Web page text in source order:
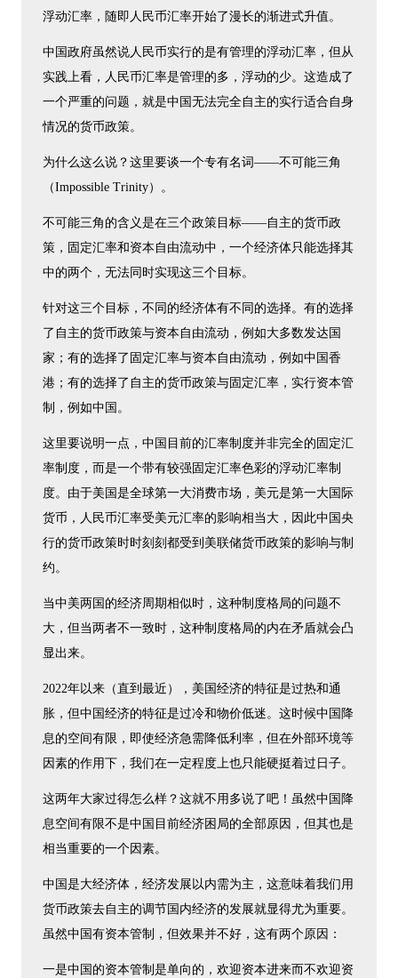
浮动汇率，随即人民币汇率开始了漫长的渐进式升值。
中国政府虽然说人民币实行的是有管理的浮动汇率，但从
实践上看，人民币汇率是管理的多，浮动的少。这造成了
一个严重的问题，就是中国无法完全自主的实行适合自身
情况的货币政策。
为什么这么说？这里要谈一个专有名词——不可能三角
（Impossible Trinity）。
不可能三角的含义是在三个政策目标——自主的货币政
策，固定汇率和资本自由流动中，一个经济体只能选择其
中的两个，无法同时实现这三个目标。
针对这三个目标，不同的经济体有不同的选择。有的选择
了自主的货币政策与资本自由流动，例如大多数发达国
家；有的选择了固定汇率与资本自由流动，例如中国香
港；有的选择了自主的货币政策与固定汇率，实行资本管
制，例如中国。
这里要说明一点，中国目前的汇率制度并非完全的固定汇
率制度，而是一个带有较强固定汇率色彩的浮动汇率制
度。由于美国是全球第一大消费市场，美元是第一大国际
货币，人民币汇率受美元汇率的影响相当大，因此中国央
行的货币政策时时刻刻都受到美联储货币政策的影响与制
约。
当中美两国的经济周期相似时，这种制度格局的问题不
大，但当两者不一致时，这种制度格局的内在矛盾就会凸
显出来。
2022年以来（直到最近），美国经济的特征是过热和通
胀，但中国经济的特征是过冷和物价低迷。这时候中国降
息的空间有限，即使经济急需降低利率，但在外部环境等
因素的作用下，我们在一定程度上也只能硬挺着过日子。
这两年大家过得怎么样？这就不用多说了吧！虽然中国降
息空间有限不是中国目前经济困局的全部原因，但其也是
相当重要的一个因素。
中国是大经济体，经济发展以内需为主，这意味着我们用
货币政策去自主的调节国内经济的发展就显得尤为重要。
虽然中国有资本管制，但效果并不好，这有两个原因：
一是中国的资本管制是单向的，欢迎资本进来而不欢迎资